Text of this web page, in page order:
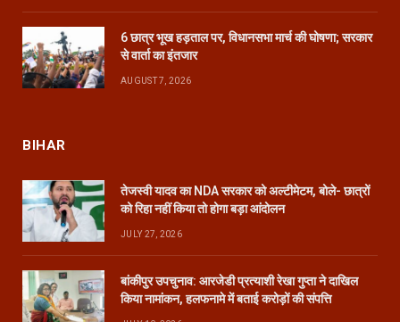
6 छात्र भूख हड़ताल पर, विधानसभा मार्च की घोषणा; सरकार
से वार्ता का इंतजार
AUGUST 7, 2026
BIHAR
तेजस्वी यादव का NDA सरकार को अल्टीमेटम, बोले- छात्रों
को रिहा नहीं किया तो होगा बड़ा आंदोलन
JULY 27, 2026
बांकीपुर उपचुनाव: आरजेडी प्रत्याशी रेखा गुप्ता ने दाखिल
किया नामांकन, हलफनामे में बताई करोड़ों की संपत्ति